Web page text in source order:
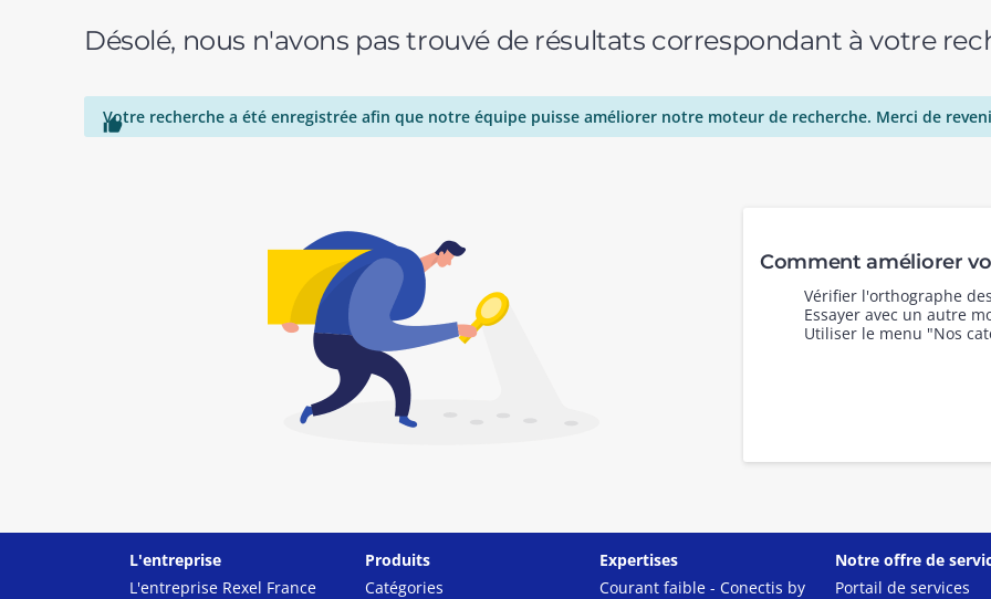
Désolé, nous n'avons pas trouvé de résultats correspondant à votre

Votre recherche a été enregistrée afin que notre équipe puisse améliorer notre moteur de recherche. Merci de
Comment améliorer
Vérifier l'orthographe
Essayer avec un autre
Utiliser le menu "Nos
L'entreprise
L'entreprise Rexel France
Produits
Catégories
Expertises
Courant faible - Conectis by
Notre offre de
Portail de services